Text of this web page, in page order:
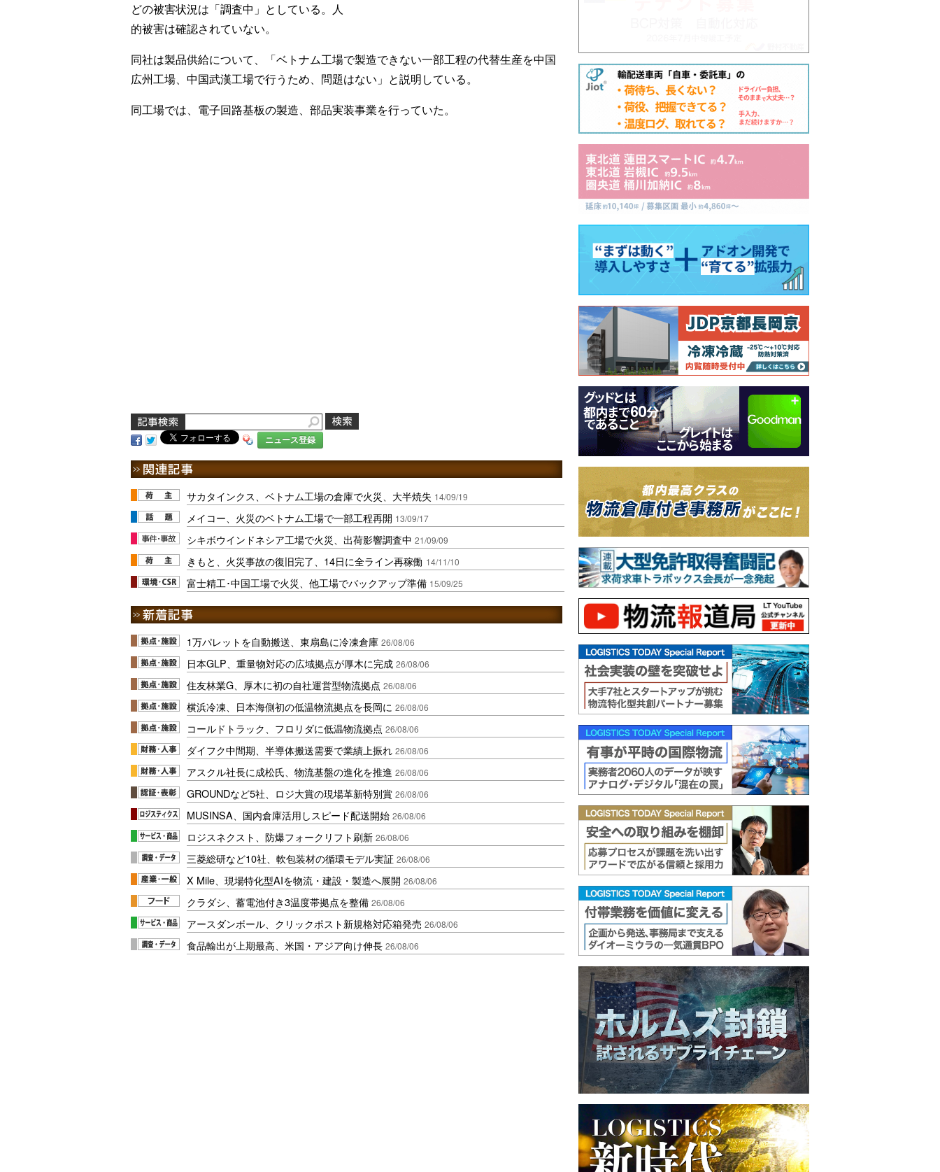
どの被害状況は「調査中」としている。人
的被害は確認されていない。
同社は製品供給について、「ベトナム工場で製造できない一部工程の代替生産を中国
広州工場、中国武漢工場で行うため、問題はない」と説明している。
同工場では、電子回路基板の製造、部品実装事業を行っていた。
ニュース登録
サカタインクス、ベトナム工場の倉庫で火災、大半焼失 14/09/19
メイコー、火災のベトナム工場で一部工程再開 13/09/17
シキボウインドネシア工場で火災、出荷影響調査中 21/09/09
きもと、火災事故の復旧完了、14日に全ライン再稼働 14/11/10
富士精工･中国工場で火災、他工場でバックアップ準備 15/09/25
1万パレットを自動搬送、東扇島に冷凍倉庫 26/08/06
日本GLP、重量物対応の広域拠点が厚木に完成 26/08/06
住友林業G、厚木に初の自社運営型物流拠点 26/08/06
横浜冷凍、日本海側初の低温物流拠点を長岡に 26/08/06
コールドトラック、フロリダに低温物流拠点 26/08/06
ダイフク中間期、半導体搬送需要で業績上振れ 26/08/06
アスクル社長に成松氏、物流基盤の進化を推進 26/08/06
GROUNDなど5社、ロジ大賞の現場革新特別賞 26/08/06
MUSINSA、国内倉庫活用しスピード配送開始 26/08/06
ロジスネクスト、防爆フォークリフト刷新 26/08/06
三菱総研など10社、軟包装材の循環モデル実証 26/08/06
X Mile、現場特化型AIを物流・建設・製造へ展開 26/08/06
クラダシ、蓄電池付き3温度帯拠点を整備 26/08/06
アースダンボール、クリックポスト新規格対応箱発売 26/08/06
食品輸出が上期最高、米国・アジア向け伸長 26/08/06